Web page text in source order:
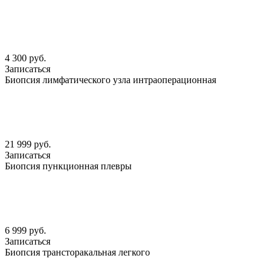
4 300 руб.
Записаться
Биопсия лимфатического узла интраоперационная
21 999 руб.
Записаться
Биопсия пункционная плевры
6 999 руб.
Записаться
Биопсия трансторакальная легкого